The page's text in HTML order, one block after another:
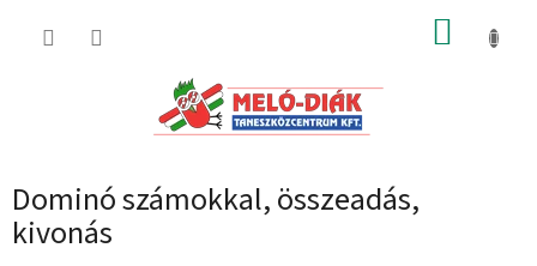
KOSÁR
Dominó számokkal, összeadás,
kivonás